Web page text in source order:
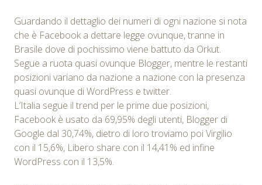
Guardando il dettaglio dei numeri di ogni nazione si nota
che è Facebook a dettare legge ovunque, tranne in
Brasile dove di pochissimo viene battuto da Orkut.
Segue a ruota quasi ovunque Blogger, mentre le restanti
posizioni variano da nazione a nazione con la presenza
quasi ovunque di WordPress e twitter.
L’Italia segue il trend per le prime due posizioni,
Facebook è usato da 69,95% degli utenti, Blogger di
Google dal 30,74%, dietro di loro troviamo poi Virgilio
con il 15,6%, Libero share con il 14,41% ed infine
WordPress con il 13,5%.